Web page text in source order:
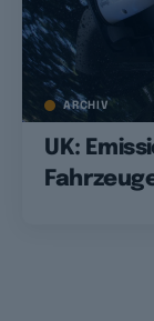
ARCHIV
UK: